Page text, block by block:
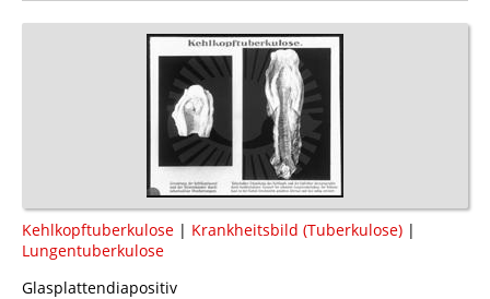
Kehlkopftuberkulose | Krankheitsbild (Tuberkulose) |
Lungentuberkulose
Glasplattendiapositiv